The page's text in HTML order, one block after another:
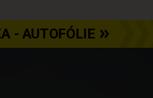
- AUTOFÓLIE